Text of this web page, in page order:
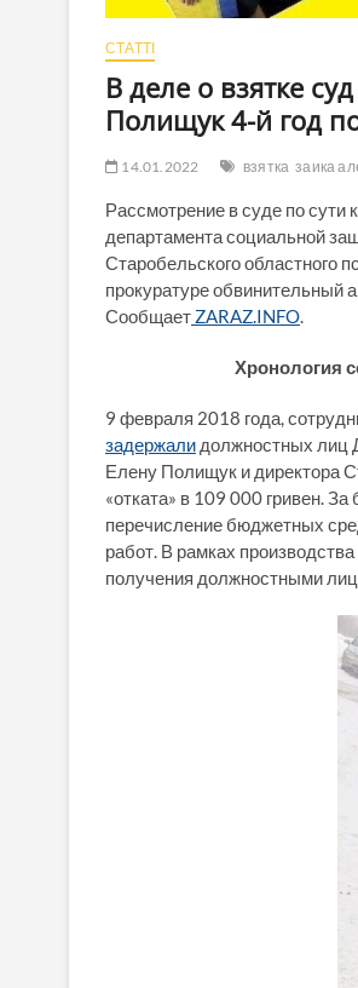
СТАТТІ
В деле о взятке
Полищук 4-й год
14.01.2022 взятка заика
Рассмотрение в суде по сути
департамента социальной
Старобельского областного
прокуратуре обвинительный
Сообщает ZARAZ.INFO.
Хронология
9 февраля 2018 года,
задержали должностных лиц
Елену Полищук и директора
«отката» в 109 000 гривен.
перечисление бюджетных
работ. В рамках
получения должностными